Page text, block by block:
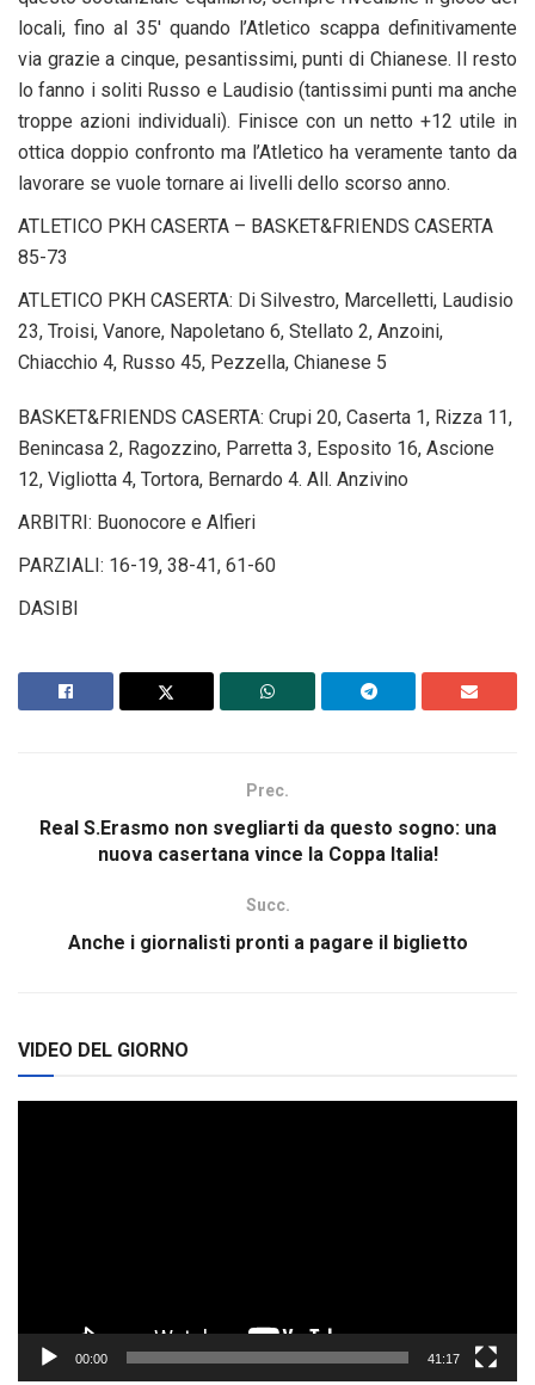
locali, fino al 35′ quando l’Atletico scappa definitivamente
via grazie a cinque, pesantissimi, punti di Chianese. Il resto
lo fanno i soliti Russo e Laudisio (tantissimi punti ma anche
troppe azioni individuali). Finisce con un netto +12 utile in
ottica doppio confronto ma l’Atletico ha veramente tanto da
lavorare se vuole tornare ai livelli dello scorso anno.
ATLETICO PKH CASERTA – BASKET&FRIENDS CASERTA
85-73
ATLETICO PKH CASERTA: Di Silvestro, Marcelletti, Laudisio
23, Troisi, Vanore, Napoletano 6, Stellato 2, Anzoini,
Chiacchio 4, Russo 45, Pezzella, Chianese 5
BASKET&FRIENDS CASERTA: Crupi 20, Caserta 1, Rizza 11,
Benincasa 2, Ragozzino, Parretta 3, Esposito 16, Ascione
12, Vigliotta 4, Tortora, Bernardo 4. All. Anzivino
ARBITRI: Buonocore e Alfieri
PARZIALI: 16-19, 38-41, 61-60
DASIBI
Prec.
Real S.Erasmo non svegliarti da questo sogno: una
nuova casertana vince la Coppa Italia!
Succ.
Anche i giornalisti pronti a pagare il biglietto
VIDEO DEL GIORNO
00:00 41:17